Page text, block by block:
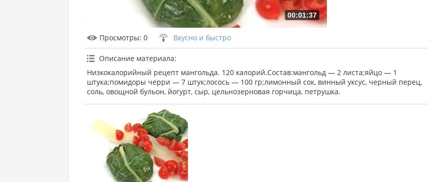
00:01:37
Просмотры: 0 Вкусно и быстро
Описание материала:
Низкокалорийный рецепт мангольда. 120 калорий.Состав:мангольд — 2 листа;яйцо — 1
штука;помидоры черри — 7 штук;лосось — 100 гр;лимонный сок, винный уксус, черный перец,
соль, овощной бульон, йогурт, сыр, цельнозерновая горчица, петрушка.